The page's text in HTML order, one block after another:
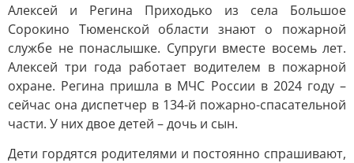
Алексей и Регина Приходько из села Большое
Сорокино Тюменской области знают о пожарной
службе не понаслышке. Супруги вместе восемь лет.
Алексей три года работает водителем в пожарной
охране. Регина пришла в МЧС России в 2024 году –
сейчас она диспетчер в 134-й пожарно-спасательной
части. У них двое детей – дочь и сын.
Дети гордятся родителями и постоянно спрашивают,